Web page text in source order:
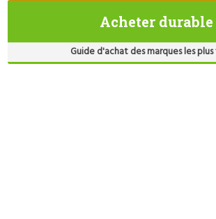
Acheter durable
Guide d'achat des marques les